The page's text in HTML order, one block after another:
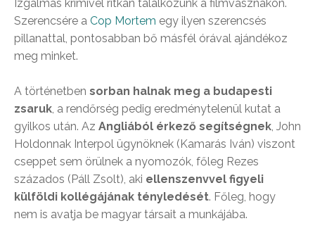
Izgalmas krimivel ritkán találkozunk a filmvásznakon.
Szerencsére a Cop Mortem egy ilyen szerencsés
pillanattal, pontosabban bő másfél órával ajándékoz
meg minket.
A történetben sorban halnak meg a budapesti
zsaruk, a rendőrség pedig eredménytelenül kutat a
gyilkos után. Az Angliából érkező segítségnek, John
Holdonnak Interpol ügynöknek (Kamarás Iván) viszont
cseppet sem örülnek a nyomozók, főleg Rezes
százados (Páll Zsolt), aki ellenszenvvel figyeli
külföldi kollégájának tényledését. Főleg, hogy
nem is avatja be magyar társait a munkájába.